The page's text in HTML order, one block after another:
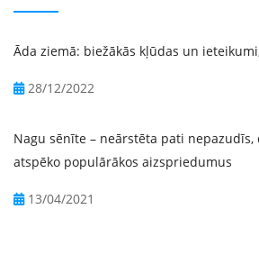
Āda ziemā: biežākās kļūdas un
28/12/2022
Nagu sēnīte – neārstēta pati nepazudīs,
atspēko populārākos aizspriedumus
13/04/2021